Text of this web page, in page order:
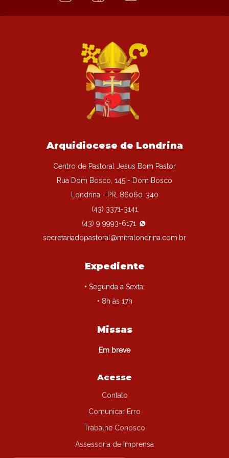
Arquidiocese de Londrina
Centro de Pastoral Jesus Bom Pastor
Rua Dom Bosco, 145 - Dom Bosco
Londrina - PR, 86060-340
(43) 3371-3141
(43) 9 9993-6171
secretariadopastoral@mitralondrina.com.br
Expediente
• Segunda a Sexta:
• 8h às 17h
Missas
Em breve
Acesse
Contato
Comunicar Erro
Trabalhe Conosco
Assessoria de Imprensa